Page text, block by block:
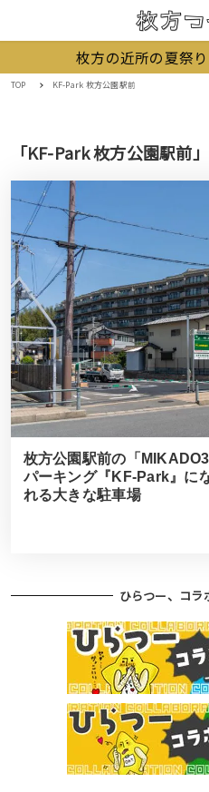
枚方の近所の夏祭
TOP KF-Park 枚方公園駅前
「KF-Park 枚方公園駅前
枚方公園駅前の「
パーキング『KF-Park』に
れる大きな駐車場
ひらつー、コラ